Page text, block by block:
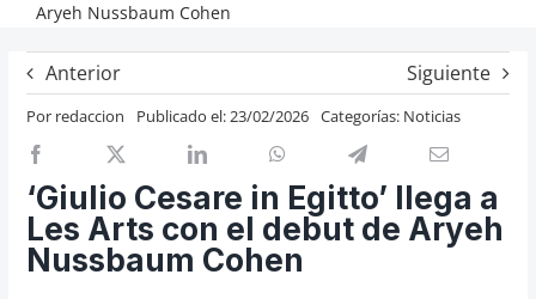
Crítica
Previos de ópera
Entrevistas
Recomendación
Cosas de Beckmesser
Nosotros y privacidad
Buscar:
Aryeh Nussbaum Cohen
Anterior Siguiente
Por redaccion Publicado el: 23/02/2026 Categorías: Noticias
‘Giulio Cesare in Egitto’ llega a
Les Arts con el debut de Aryeh
Nussbaum Cohen